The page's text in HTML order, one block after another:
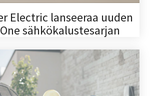
Electric lanseeraa uuden
sähkökalustesarjan